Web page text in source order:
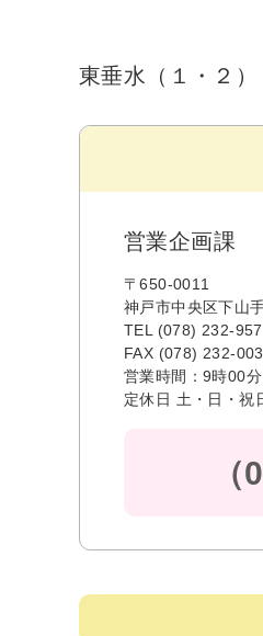
東垂水（１・２
営業企画課
〒650-0011
神戸市中央区下山
TEL (078) 232-
FAX (078) 232-
営業時間：9時00
定休日 土・日・祝